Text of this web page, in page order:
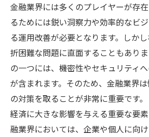
金融業界には多くのプレイヤーが存
るためには鋭い洞察力や効率的なビ
る運用改善が必要となります。しか
折困難な問題に直面することもあり
の一つには、機密性やセキュリティ
が含まれます。そのため、金融業界
の対策を取ることが非常に重要です
経済に大きな影響を与える重要な要
融業界においては、企業や個人に向